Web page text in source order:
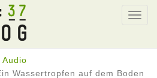
37
Audio
Wassertropfen auf dem Boden